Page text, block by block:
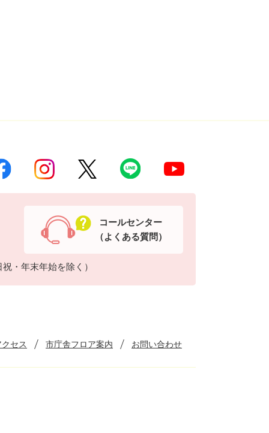
・年末年始を除く）
コールセンター
（よくある質問）
セス 市庁舎フロア案内 お問い合わせ